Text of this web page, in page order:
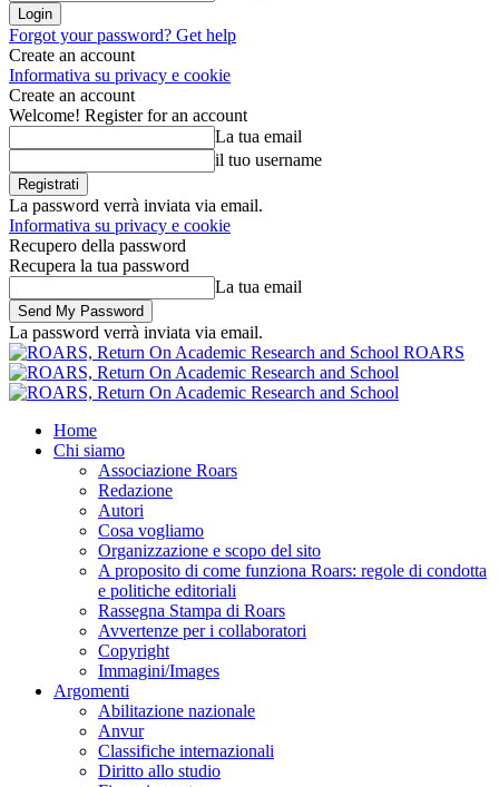
Forgot your password? Get help
Create an account
Informativa su privacy e cookie
Create an account
Welcome! Register for an account
La tua email
il tuo username
La password verrà inviata via email.
Informativa su privacy e cookie
Recupero della password
Recupera la tua password
La tua email
La password verrà inviata via email.
ROARS
Home
Chi siamo
Associazione Roars
Redazione
Autori
Cosa vogliamo
Organizzazione e scopo del sito
A proposito di come funziona Roars: regole di condotta
e politiche editoriali
Rassegna Stampa di Roars
Avvertenze per i collaboratori
Copyright
Immagini/Images
Argomenti
Abilitazione nazionale
Anvur
Classifiche internazionali
Diritto allo studio